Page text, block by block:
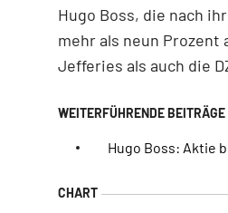
Hugo Boss, die nach
mehr als neun
Jefferies als auch die
Hugo Boss: Aktie